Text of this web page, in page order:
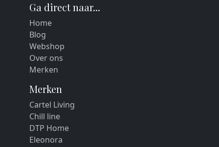
Ga direct naar...
Home
Blog
Webshop
Over ons
Merken
Merken
Cartel Living
Chill line
DTP Home
Eleonora